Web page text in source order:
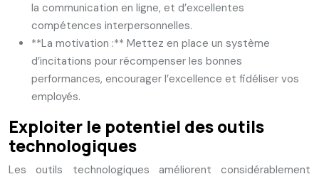
la communication en ligne, et d’excellentes
compétences interpersonnelles.
**La motivation :** Mettez en place un système
d’incitations pour récompenser les bonnes
performances, encourager l’excellence et fidéliser vos
employés.
Exploiter le potentiel des outils
technologiques
Les outils technologiques améliorent considérablement